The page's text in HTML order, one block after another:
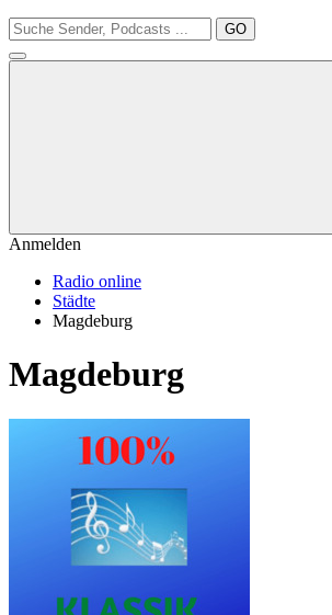
GO
Anmelden
Radio online
Städte
Magdeburg
Magdeburg